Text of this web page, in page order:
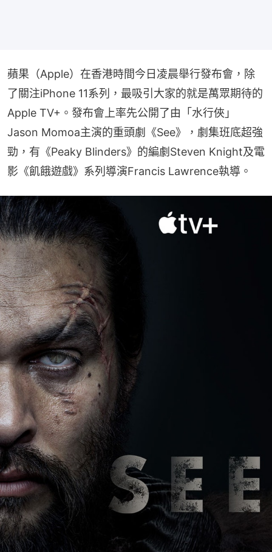
蘋果（Apple）在香港時間今日凌晨舉行發布會，除
了關注iPhone 11系列，最吸引大家的就是萬眾期待的
Apple TV+。發布會上率先公開了由「水行俠」
Jason Momoa主演的重頭劇《See》，劇集班底超強
勁，有《Peaky Blinders》的編劇Steven Knight及電
影《飢餓遊戲》系列導演Francis Lawrence執導。